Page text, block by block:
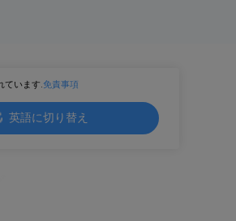
ています.免責事項
英語に切り替え